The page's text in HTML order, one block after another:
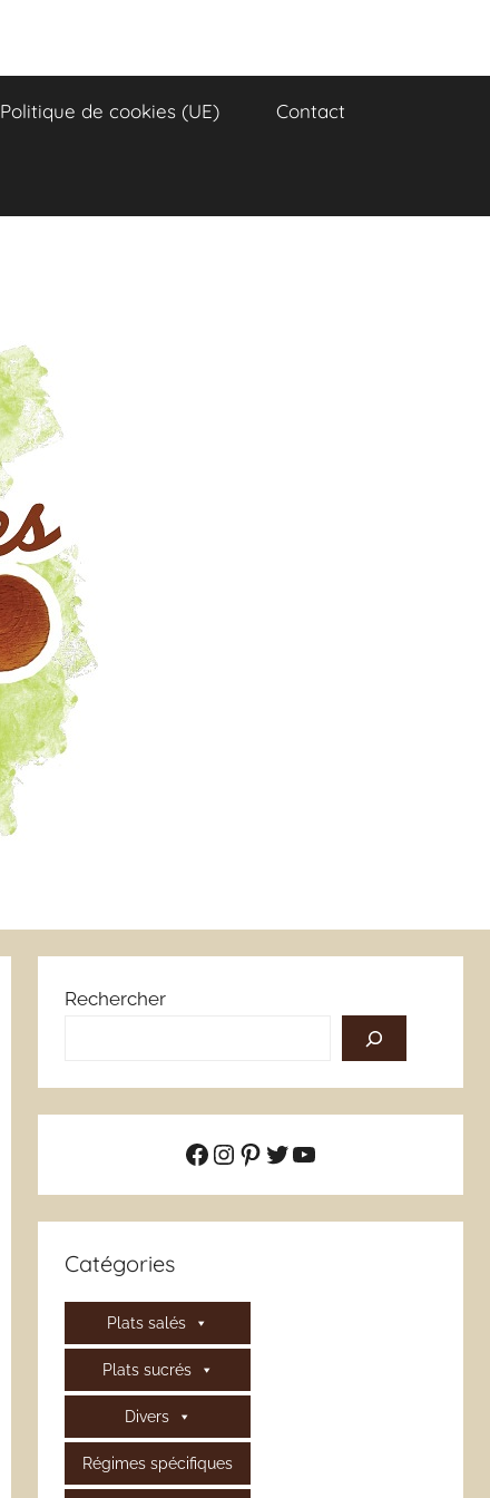
Politique de cookies (UE) Contact
Rechercher
Facebook
Instagram
Pinterest
Twitter
YouTube
Catégories
Plats salés
Plats sucrés
Divers
Régimes spécifiques